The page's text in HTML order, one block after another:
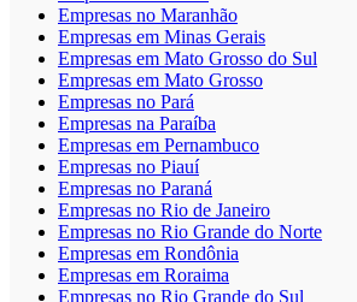
Empresas no Maranhão
Empresas em Minas Gerais
Empresas em Mato Grosso do Sul
Empresas em Mato Grosso
Empresas no Pará
Empresas na Paraíba
Empresas em Pernambuco
Empresas no Piauí
Empresas no Paraná
Empresas no Rio de Janeiro
Empresas no Rio Grande do Norte
Empresas em Rondônia
Empresas em Roraima
Empresas no Rio Grande do Sul